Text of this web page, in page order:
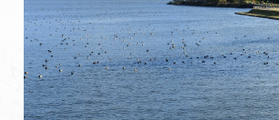
おみやげ イベント
泊まる アクセス
マイページ